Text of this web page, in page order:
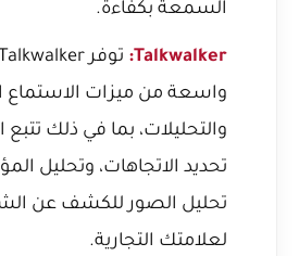
السمعة بكفاءة.
Talkwalker:
واسعة من ميزات الاستماع
والتحليلات، بما في ذلك تتبع
تحديد الاتجاهات، وتحليل
تحليل الصور للكشف عن
لعلامتك التجارية.